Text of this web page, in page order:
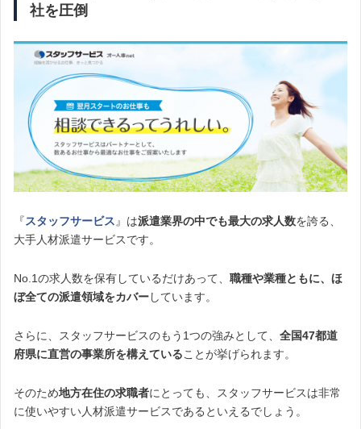
社を圧倒
『スタッフサービス 』は派遣業界の中でも最大の求人数を誇る、
大手人材派遣サービスです。
No.1の求人数を保有しているだけあって、 職種や業種ともに、ほ
ぼ全ての派遣領域をカバーしています。
さらに、スタッフサービスのもう1つの強みとして、 全国47都道
府県に直営の事業所を構えていることが挙げられます。
そのため地方在住の求職者にとっても、スタッフサービスは非常
に使いやすい人材派遣サービスであるといえるでしょう。